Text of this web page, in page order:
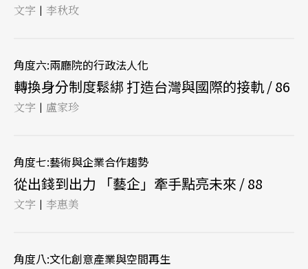
文字 | 李秋玫
角度六:兩廳院的行政法人化
轉換身分制度鬆綁 打造台灣與國際的接軌 / 86
文字 | 盧家珍
角度七:藝術與企業合作趨勢
從出錢到出力 「藝企」牽手點亮未來 / 88
文字 | 李惠美
角度八:文化創意產業與空間再生